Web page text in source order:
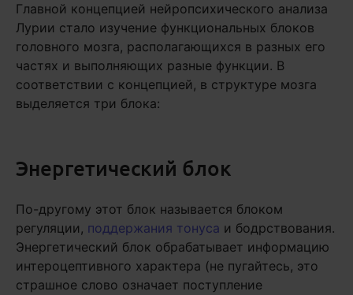
Главной концепцией нейропсихического анализа
Лурии стало изучение функциональных блоков
головного мозга, располагающихся в разных его
частях и выполняющих разные функции. В
соответствии с концепцией, в структуре мозга
выделяется три блока:
Энергетический блок
По-другому этот блок называется блоком
регуляции, поддержания тонуса и бодрствования.
Энергетический блок обрабатывает информацию
интероцептивного характера (не пугайтесь, это
страшное слово означает поступление